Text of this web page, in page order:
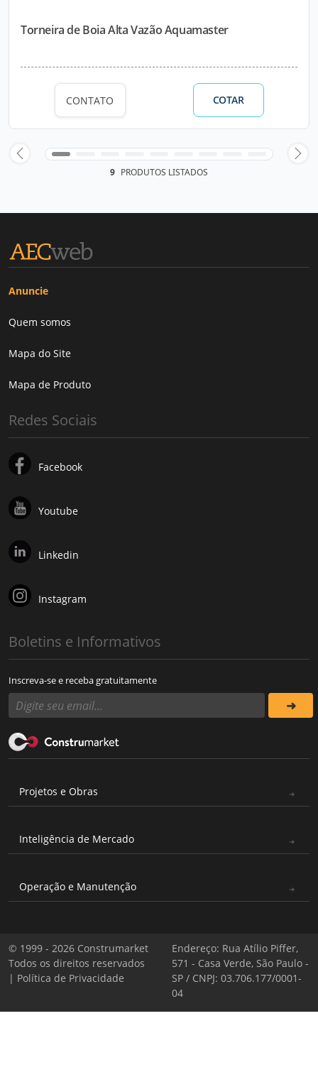
Torneira de Boia Alta Vazão Aquamaster
CONTATO COTAR
9 PRODUTOS LISTADOS
Anuncie
Quem somos
Mapa do Site
Mapa de Produto
Redes Sociais
Facebook
Youtube
Linkedin
Instagram
Boletins e Informativos
Inscreva-se e receba gratuitamente
Projetos e Obras
Inteligência de Mercado
Operação e Manutenção
© 1999 - 2026 Construmarket
Todos os direitos reservados
| Política de Privacidade
Endereço: Rua Atílio Piffer,
571 - Casa Verde, São Paulo -
SP / CNPJ: 03.706.177/0001-
04